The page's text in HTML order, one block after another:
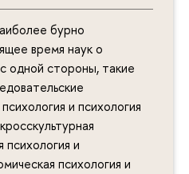
бурно
время наук о
одной стороны, такие
и психология
психология и
психология и